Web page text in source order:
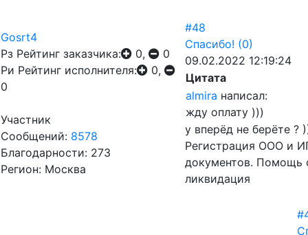
Gosrt4
Рз Рейтинг заказчика: 0,
0
Ри Рейтинг исполнителя:
0,
0
Участник
Сообщений: 8578
Благодарности: 273
Регион: Москва
#48
Спасибо! (0)
09.02.2022 12:19:24
Цитата
almira написал:
жду оплату )))
у вперёд не берёте ?
Регистрация ООО и
документов. Помощь
ликвидация